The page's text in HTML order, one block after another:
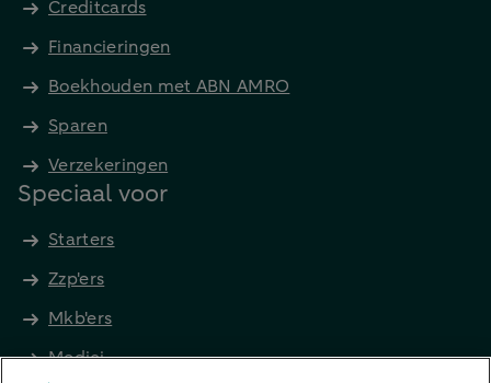
Creditcards
Financieringen
Boekhouden met ABN AMRO
Sparen
Verzekeringen
Speciaal voor
Starters
Zzp'ers
Mkb'ers
Medici